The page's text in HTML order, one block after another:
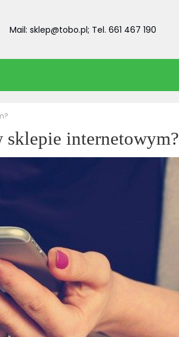
Mail: sklep@tobo.pl; Tel. 661 467 190
sklepie internetowym?